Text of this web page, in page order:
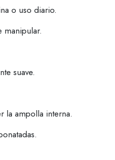
o uso diario.
manipular.
suave.
la ampolla interna.